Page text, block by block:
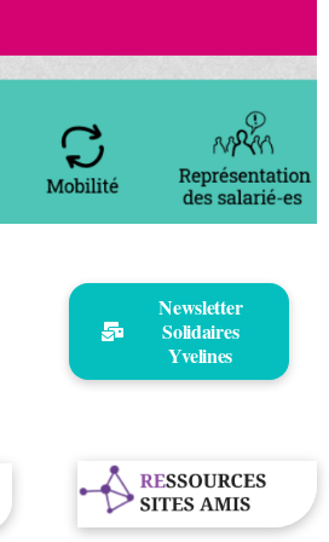
Newsletter
Solidaires
Yvelines